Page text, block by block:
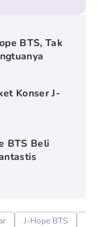
BTS, Tak
Konser J-
BTS Beli
J-Hope BTS